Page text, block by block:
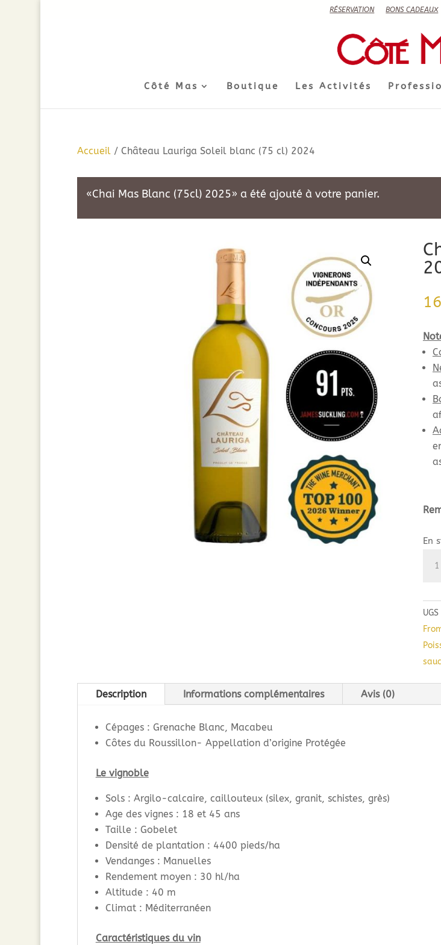
RÉSERVATION BONS CADEAUX
Côté Mas Boutique Les Activités
Accueil/ Château Lauriga Soleil blanc (75 cl) 2024
«Chai Mas Blanc (75cl) 2025» a été ajouté à votre panier.
En
UGS
Description Informations complémentaires Avis (0)
Cépages : Grenache Blanc, Macabeu
Côtes du Roussillon- Appellation d’origine Protégée
Le vignoble
Sols : Argilo-calcaire, caillouteux (silex, granit, schistes, grès)
Age des vignes : 18 et 45 ans
Taille : Gobelet
Densité de plantation : 4400 pieds/ha
Vendanges : Manuelles
Rendement moyen : 30 hl/ha
Altitude : 40 m
Climat : Méditerranéen
Caractéristiques du vin